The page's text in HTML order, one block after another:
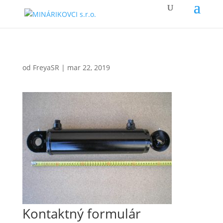
od FreyaSR | mar 22, 2019
Kontaktný formulár